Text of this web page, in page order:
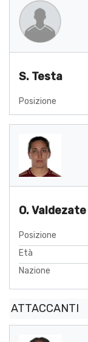
S. Testa
Posizione
O. Valdezate
Posizione
Età
Nazione
ATTACCANTI